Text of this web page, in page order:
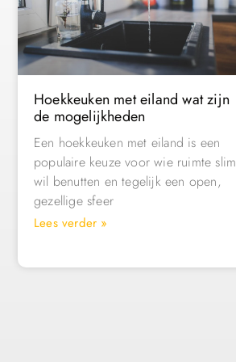
Hoekkeuken met eiland wat zijn
de mogelijkheden
Een hoekkeuken met eiland is een
populaire keuze voor wie ruimte slim
wil benutten en tegelijk een open,
gezellige sfeer
Lees verder »